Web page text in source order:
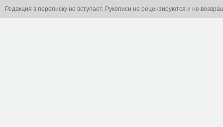
Редакция в переписку не вступает. Рукописи не рецензируются и не